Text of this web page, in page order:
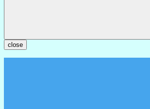
close